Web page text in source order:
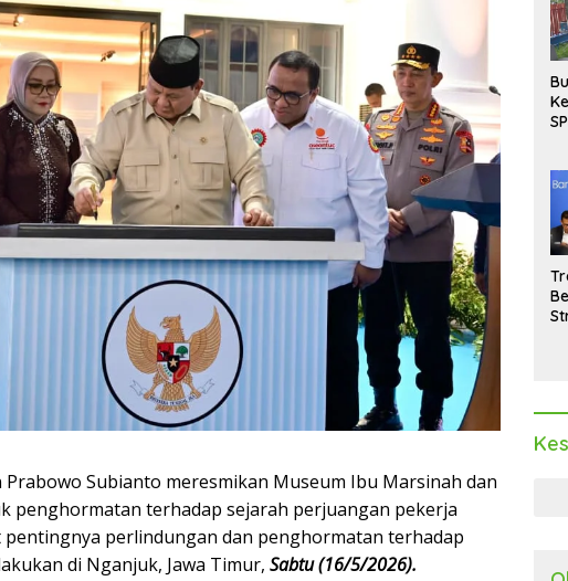
Prabowo Subianto meresmikan Museum Ibu Marsinah dan
penghormatan terhadap sejarah perjuangan pekerja
perlindungan dan penghormatan terhadap
di Nganjuk, Jawa Timur, Sabtu (16/5/2026).